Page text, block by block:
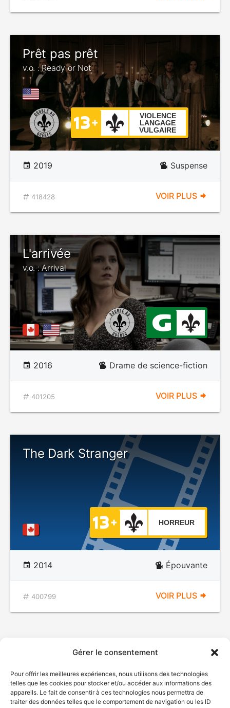
Gérer le consentement
Pour offrir les meilleures expériences, nous utilisons des technologies
telles que les cookies pour stocker et/ou accéder aux informations des
appareils. Le fait de consentir à ces technologies nous permettra de
traiter des données telles que le comportement de navigation ou les ID
Prêt pas prêt
v.o. : Ready or Not
VIOLENCE
LANGAGE
VULGAIRE
2019 Suspense
418428 VOIR PLUS
L'arrivée
v.o. : Arrival
2016 Drame de science-fiction
401205 VOIR PLUS
The Dark Stranger
HORREUR
2014 Épouvante
400799 VOIR PLUS